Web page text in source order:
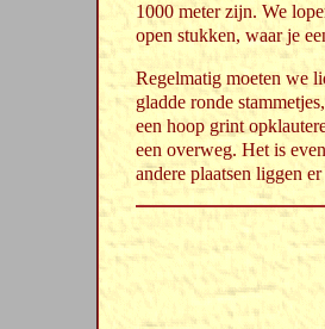
1000 meter zijn. We
open stukken, waar je
Regelmatig moeten we
gladde ronde
een hoop grint
een overweg. Het is
andere plaatsen liggen